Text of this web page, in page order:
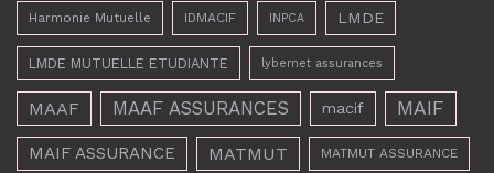
Harmonie Mutuelle IDMACIF INPCA LMDE
LMDE MUTUELLE ETUDIANTE lybernet assurances
MAAF MAAF ASSURANCES macif MAIF
MAIF ASSURANCE MATMUT MATMUT ASSURANCE